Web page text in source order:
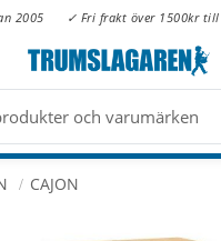
2005 ✓ Fri frakt över 1500kr till
CAJON